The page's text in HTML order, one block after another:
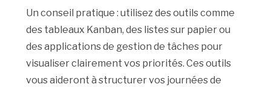
Un conseil pratique : utilisez des outils comme
des tableaux Kanban, des listes sur papier ou
des applications de gestion de tâches pour
visualiser clairement vos priorités. Ces outils
vous aideront à structurer vos journées de